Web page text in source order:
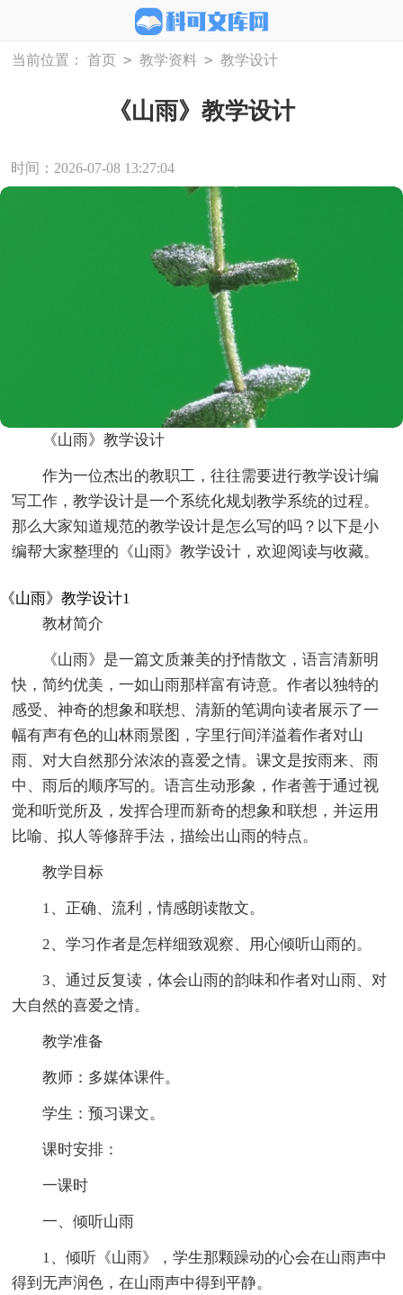
当前位置： 首页 > 教学资料 > 教学设计
《山雨》教学设计
时间：2026-07-08 13:27:04
《山雨》教学设计
作为一位杰出的教职工，往往需要进行教学设计编
写工作，教学设计是一个系统化规划教学系统的过程。
那么大家知道规范的教学设计是怎么写的吗？以下是小
编帮大家整理的《山雨》教学设计，欢迎阅读与收藏。
《山雨》教学设计1
教材简介
《山雨》是一篇文质兼美的抒情散文，语言清新明
快，简约优美，一如山雨那样富有诗意。作者以独特的
感受、神奇的想象和联想、清新的笔调向读者展示了一
幅有声有色的山林雨景图，字里行间洋溢着作者对山
雨、对大自然那分浓浓的喜爱之情。课文是按雨来、雨
中、雨后的顺序写的。语言生动形象，作者善于通过视
觉和听觉所及，发挥合理而新奇的想象和联想，并运用
比喻、拟人等修辞手法，描绘出山雨的特点。
教学目标
1、正确、流利，情感朗读散文。
2、学习作者是怎样细致观察、用心倾听山雨的。
3、通过反复读，体会山雨的韵味和作者对山雨、对
大自然的喜爱之情。
教学准备
教师：多媒体课件。
学生：预习课文。
课时安排：
一课时
一、倾听山雨
1、倾听《山雨》，学生那颗躁动的心会在山雨声中
得到无声润色，在山雨声中得到平静。